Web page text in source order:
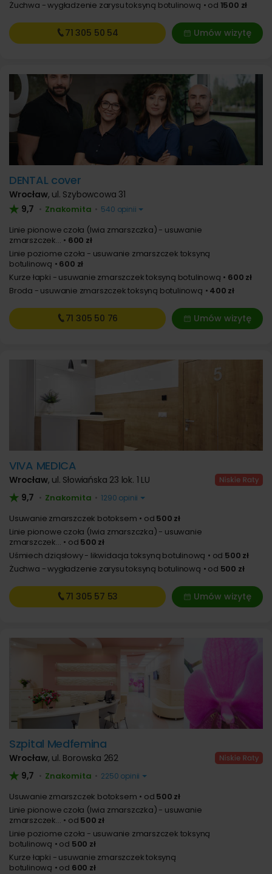
Żuchwa - wygładzenie zarysu toksyną botulinową od 1500 zł
Umów wizytę
71 305 50 54
DENTAL cover
Wrocław, ul. Szybowcowa 31
9,7 • Znakomita • 540 opinii
Linie pionowe czoła (lwia zmarszczka) - usuwanie
zmarszczek...
600 zł
Linie poziome czoła - usuwanie zmarszczek toksyną
botulinową
600 zł
Kurze łapki - usuwanie zmarszczek toksyną botulinową
600 zł
Broda - usuwanie zmarszczek toksyną botulinową
400 zł
Umów wizytę
71 305 50 76
VIVA MEDICA
Wrocław, ul. Słowiańska 23 lok. 1 LU
9,7 • Znakomita • 1290 opinii
Usuwanie zmarszczek botoksem od 500 zł
Linie pionowe czoła (lwia zmarszczka) - usuwanie
zmarszczek...
od 500 zł
Uśmiech dziąsłowy - likwidacja toksyną botulinową
od 500 zł
Żuchwa - wygładzenie zarysu toksyną botulinową
od 500 zł
Umów wizytę
71 305 57 53
Szpital Medfemina
Wrocław, ul. Borowska 262
9,7 • Znakomita • 2250 opinii
Usuwanie zmarszczek botoksem od 500 zł
Linie pionowe czoła (lwia zmarszczka) - usuwanie
zmarszczek...
od 500 zł
Linie poziome czoła - usuwanie zmarszczek toksyną
botulinową
od 500 zł
Kurze łapki - usuwanie zmarszczek toksyną
botulinową
od 600 zł